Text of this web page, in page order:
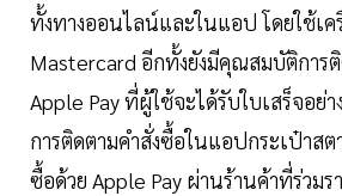
ทั้งทางออนไลน์และในแอป โดยใช้เค
Mastercard อีกทั้งยังมีคุณสมบัติการ
Apple Pay ที่ผู้ใช้จะได้รับใบเสร็จอย่
การติดตามคำสั่งซื้อในแอปกระเป๋าสต
ซื้อด้วย Apple Pay ผ่านร้านค้าที่ร่วมร